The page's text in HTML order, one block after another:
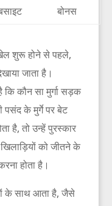
बोनस
शुरू होने से पहले,
जाता है।
कि कौन सा मुर्गा सड़क
पसंद के मुर्गे पर बेट
है, तो उन्हें पुरस्कार
को जीतने के
होता है।
के साथ आता है, जैसे